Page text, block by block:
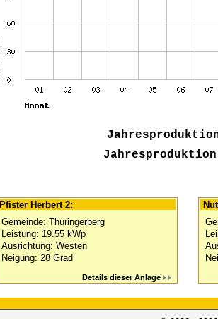
Pfister Herbert 2:
Gemeinde: Thüringerberg
Leistung: 19.55 kWp
Ausrichtung: Westen
Neigung: 28 Grad
Details dieser Anlage